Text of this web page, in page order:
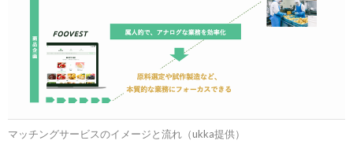
マッチングサービスのイメージと流れ（ukka提供）